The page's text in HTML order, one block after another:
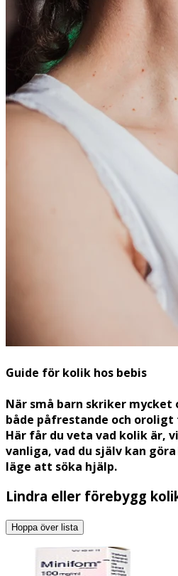
Guide för kolik hos bebis
När små barn skriker mycket
både påfrestande och
Här får du veta vad kolik är,
vanliga, vad du själv kan
läge att söka hjälp.
Lindra eller förebygg
Hoppa över lista